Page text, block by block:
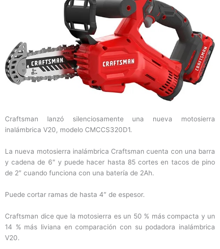
Craftsman lanzó silenciosamente una nueva motosierra
inalámbrica V20, modelo CMCCS320D1.
La nueva motosierra inalámbrica Craftsman cuenta con una barra
y cadena de 6″ y puede hacer hasta 85 cortes en tacos de pino
de 2″ cuando funciona con una batería de 2Ah.
Puede cortar ramas de hasta 4″ de espesor.
Craftsman dice que la motosierra es un 50 % más compacta y un
14 % más liviana en comparación con su podadora inalámbrica
V20.